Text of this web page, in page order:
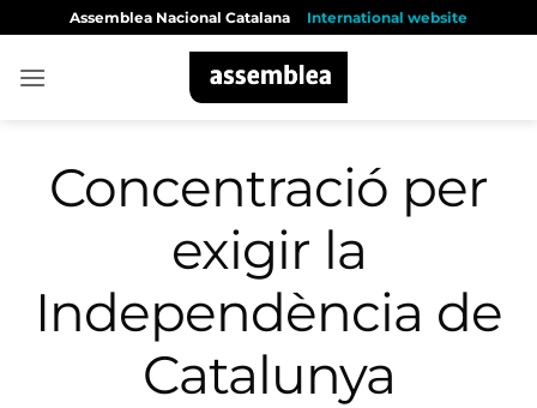
content
Assemblea Nacional Catalana International website
Concentració per
exigir la
Independència de
Catalunya